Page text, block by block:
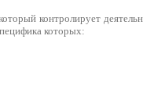
контролирует
которых: